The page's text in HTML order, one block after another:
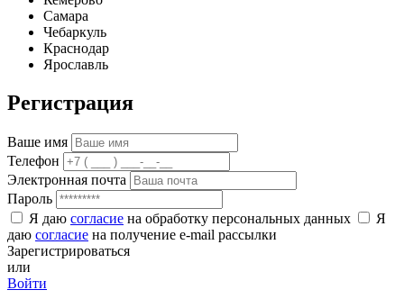
Самара
Чебаркуль
Краснодар
Ярославль
Регистрация
Ваше имя
Телефон
Электронная почта
Пароль
Я даю согласие на обработку персональных данных
Я
даю согласие на получение e-mail рассылки
Зарегистрироваться
или
Войти